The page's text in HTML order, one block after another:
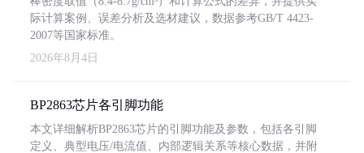
际计算案例、误差分析及选材建议，数据参考GB/T 4423-
2007等国家标准。
2026年8月4日
BP2863芯片各引脚功能
本文详细解析BP2863芯片的引脚功能及参数，包括各引脚
定义、典型电压/电流值、内部逻辑关系等核心数据，并附